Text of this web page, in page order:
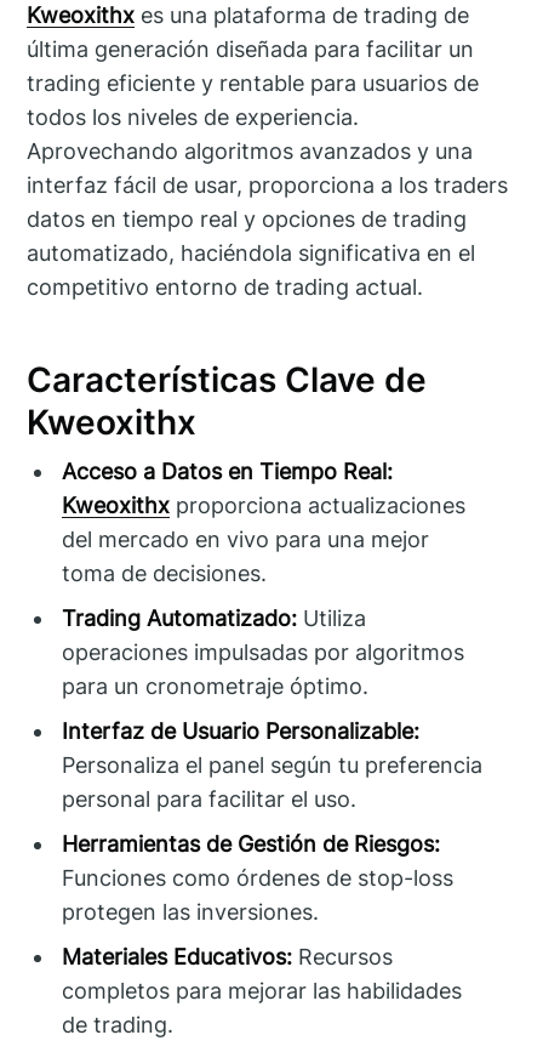
Kweoxithx es una plataforma de trading de
última generación diseñada para facilitar un
trading eficiente y rentable para usuarios de
todos los niveles de experiencia.
Aprovechando algoritmos avanzados y una
interfaz fácil de usar, proporciona a los traders
datos en tiempo real y opciones de trading
automatizado, haciéndola significativa en el
competitivo entorno de trading actual.
Características Clave de
Kweoxithx
Acceso a Datos en Tiempo Real:
Kweoxithx proporciona actualizaciones
del mercado en vivo para una mejor
toma de decisiones.
Trading Automatizado: Utiliza
operaciones impulsadas por algoritmos
para un cronometraje óptimo.
Interfaz de Usuario Personalizable:
Personaliza el panel según tu preferencia
personal para facilitar el uso.
Herramientas de Gestión de Riesgos:
Funciones como órdenes de stop-loss
protegen las inversiones.
Materiales Educativos: Recursos
completos para mejorar las habilidades
de trading.